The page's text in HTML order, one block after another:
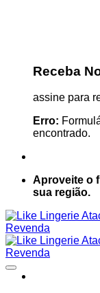
Receba
assine para
Erro:
encontrado.
Aproveite o
sua região.